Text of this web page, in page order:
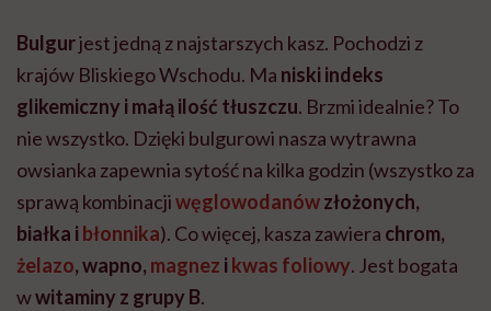
Bulgurjest jedną z najstarszych kasz. Pochodzi z
krajów Bliskiego Wschodu. Ma niski indeks
glikemiczny i małą ilość tłuszczu. Brzmi idealnie? To
nie wszystko. Dzięki bulgurowi nasza wytrawna
owsianka zapewnia sytość na kilka godzin (wszystko za
sprawą kombinacjiwęglowodanówzłożonych,
białka i błonnika). Co więcej, kasza zawiera chrom,
żelazo, wapno, magnez i kwas foliowy. Jest bogata
wwitaminy z grupy B.